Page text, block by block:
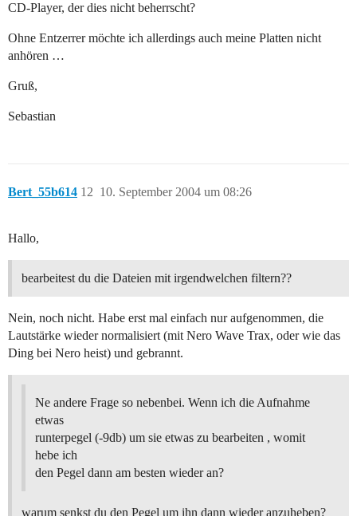
CD-Player, der dies nicht beherrscht?
Ohne Entzerrer möchte ich allerdings auch meine Platten nicht
anhören …
Gruß,
Sebastian
Bert_55b614 10. September 2004 um 08:26
12
Hallo,
bearbeitest du die Dateien mit irgendwelchen filtern??
Nein, noch nicht. Habe erst mal einfach nur aufgenommen, die
Lautstärke wieder normalisiert (mit Nero Wave Trax, oder wie das
Ding bei Nero heist) und gebrannt.
Ne andere Frage so nebenbei. Wenn ich die Aufnahme
etwas
runterpegel (-9db) um sie etwas zu bearbeiten , womit
hebe ich
den Pegel dann am besten wieder an?
warum senkst du den Pegel um ihn dann wieder anzuheben?